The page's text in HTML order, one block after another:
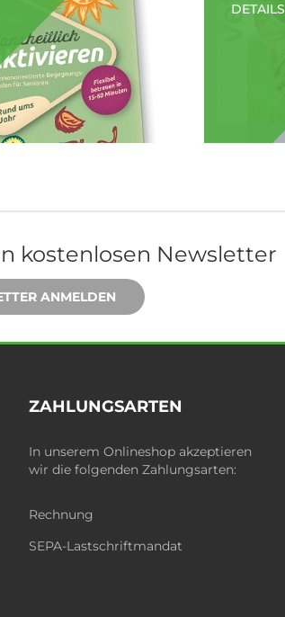
DETAILS
kostenlosen Newsletter
ANMELDEN
ZAHLUNGSARTEN
In unserem Onlineshop akzeptieren
wir die folgenden Zahlungsarten:
Rechnung
SEPA-Lastschriftmandat